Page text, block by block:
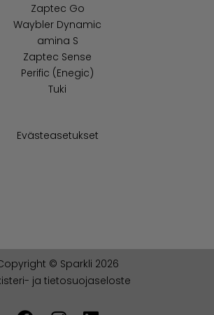
Zaptec Go
Waybler Dynamic
amina S
Zaptec Sense
Perific (Enegic)
Tuki
Evästeasetukset
© Sparkli 2026
ja tietosuojaseloste